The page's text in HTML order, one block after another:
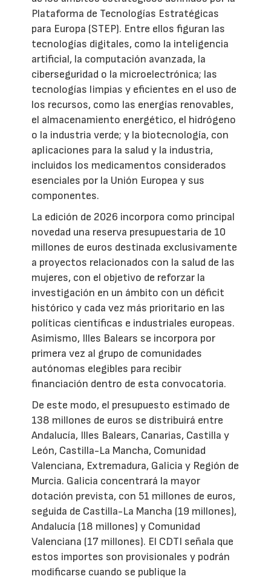
Plataforma de Tecnologías Estratégicas
para Europa (STEP). Entre ellos figuran las
tecnologías digitales, como la inteligencia
artificial, la computación avanzada, la
ciberseguridad o la microelectrónica; las
tecnologías limpias y eficientes en el uso de
los recursos, como las energías renovables,
el almacenamiento energético, el hidrógeno
o la industria verde; y la biotecnología, con
aplicaciones para la salud y la industria,
incluidos los medicamentos considerados
esenciales por la Unión Europea y sus
componentes.
La edición de 2026 incorpora como principal
novedad una reserva presupuestaria de 10
millones de euros destinada exclusivamente
a proyectos relacionados con la salud de las
mujeres, con el objetivo de reforzar la
investigación en un ámbito con un déficit
histórico y cada vez más prioritario en las
políticas científicas e industriales europeas.
Asimismo, Illes Balears se incorpora por
primera vez al grupo de comunidades
autónomas elegibles para recibir
financiación dentro de esta convocatoria.
De este modo, el presupuesto estimado de
138 millones de euros se distribuirá entre
Andalucía, Illes Balears, Canarias, Castilla y
León, Castilla-La Mancha, Comunidad
Valenciana, Extremadura, Galicia y Región de
Murcia. Galicia concentrará la mayor
dotación prevista, con 51 millones de euros,
seguida de Castilla-La Mancha (19 millones),
Andalucía (18 millones) y Comunidad
Valenciana (17 millones). El CDTI señala que
estos importes son provisionales y podrán
modificarse cuando se publique la